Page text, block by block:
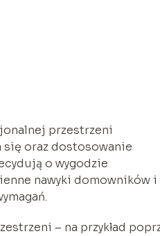
przestrzeni
oraz dostosowanie
o wygodzie
nawyki domowników i
– na przykład